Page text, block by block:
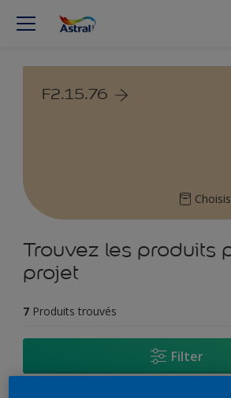
F2.15.76
Trouvez les produits
projet
7 Produits trouvés
Filter